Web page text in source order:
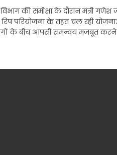
विभाग की समीक्षा के दौरान मंत्री
रिप परियोजना के तहत चल रही
के बीच आपसी समन्वय मजबूत करने